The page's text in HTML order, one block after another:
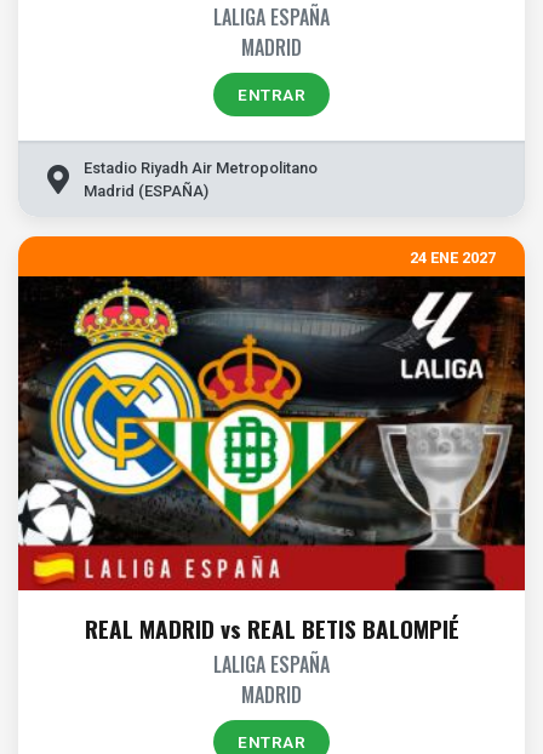
LALIGA ESPAÑA
MADRID
ENTRAR
Estadio Riyadh Air Metropolitano
Madrid (ESPAÑA)
24 ENE 2027
REAL MADRID vs REAL BETIS BALOMPIÉ
LALIGA ESPAÑA
MADRID
ENTRAR